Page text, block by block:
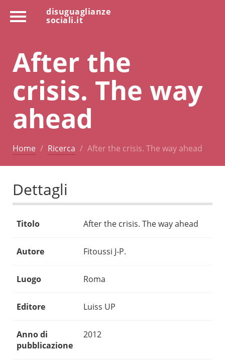
disuguaglianze
sociali.it
After the
crisis. The way
ahead
Home Ricerca After the crisis. The way ahead
Dettagli
Titolo After the crisis. The way ahead
Autore Fitoussi J-P.
Luogo Roma
Editore Luiss UP
Anno di
pubblicazione
2012